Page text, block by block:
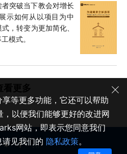
者突破当下教会对增长
示如何从以项目为中
，转变为更加简化、
模式。
看更多
等更多功能，它还可以帮助
以便我们能够更好的改进网
网站，即表示您同意我们
见我们的 隐私政策。